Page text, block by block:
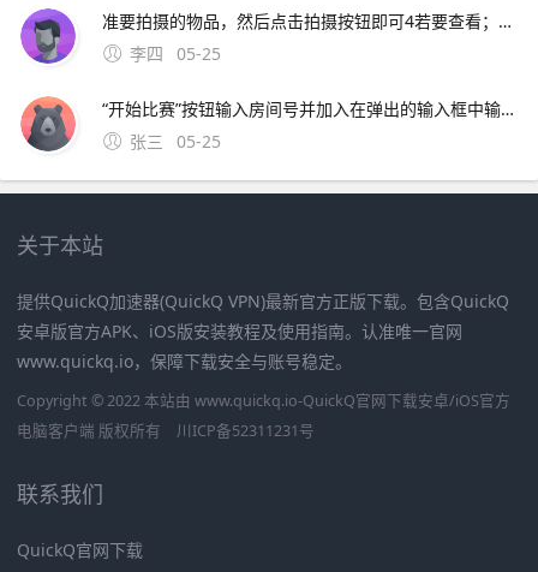
准要拍摄的物品，然后点击拍摄按钮即可4若要查看；若是指拍动态照片方法打开相机更多动态照片，点击快门进行拍摄动态照片开启后，拍照时按下快门键后，会记录前后15秒或1秒的图像部分机型需进入相机，点击取景界面上方的“动态照片”，然后长按虚拟快门进行拍摄查看动态照片在相册中打开动
李四
05-25
“开始比赛”按钮输入房间号并加入在弹出的输入框中输入对战房间号，点击“加入”即可进入指定房间注意事项确保游戏版本为最新如参考信息。进入地铁跑酷房间的步骤如下打开游戏并登录打开手机上的地铁跑酷软件，点击登录游戏选择竞技场选项在游戏主界面，点击下面的竞技场选项点击
张三
05-25
关于本站
提供QuickQ加速器(QuickQ VPN)最新官方正版下载。包含QuickQ
安卓版官方APK、iOS版安装教程及使用指南。认准唯一官网
www.quickq.io，保障下载安全与账号稳定。
Copyright © 2022 本站由 www.quickq.io-QuickQ官网下载安卓/iOS官方
电脑客户端 版权所有
川ICP备52311231号
联系我们
QuickQ官网下载